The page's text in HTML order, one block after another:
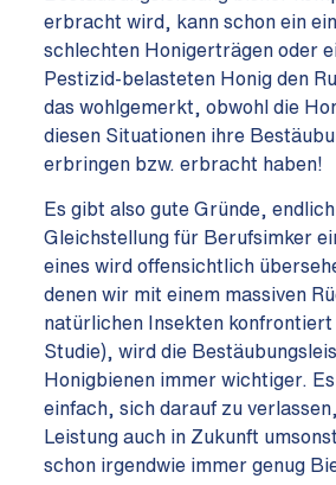
erbracht wird, kann schon ein
schlechten Honigerträgen oder
Pestizid-belasteten Honig den
das wohlgemerkt, obwohl die
diesen Situationen ihre
erbringen bzw. erbracht haben!
Es gibt also gute Gründe,
Gleichstellung für Berufsimker
eines wird offensichtlich
denen wir mit einem massiven
natürlichen Insekten
Studie), wird die
Honigbienen immer wichtiger.
einfach, sich darauf zu
Leistung auch in Zukunft
schon irgendwie immer genug